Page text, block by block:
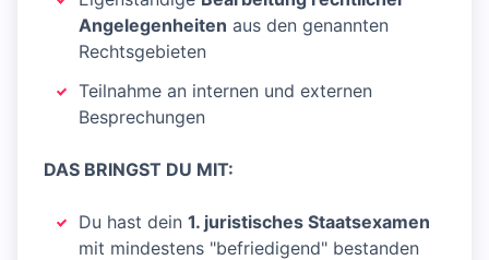
Angelegenheiten aus den genannten
Rechtsgebieten
Teilnahme an internen und externen
Besprechungen
DAS BRINGST DU MIT:
Du hast dein 1. juristisches Staatsexamen
mit mindestens "befriedigend" bestanden